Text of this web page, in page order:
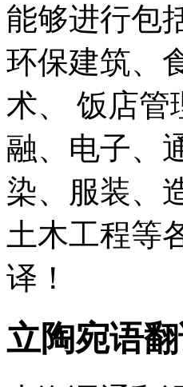
能够进行包
环保建筑、
术、 饭店管
融、电子、
染、服装、
土木工程等
译！
立陶宛语